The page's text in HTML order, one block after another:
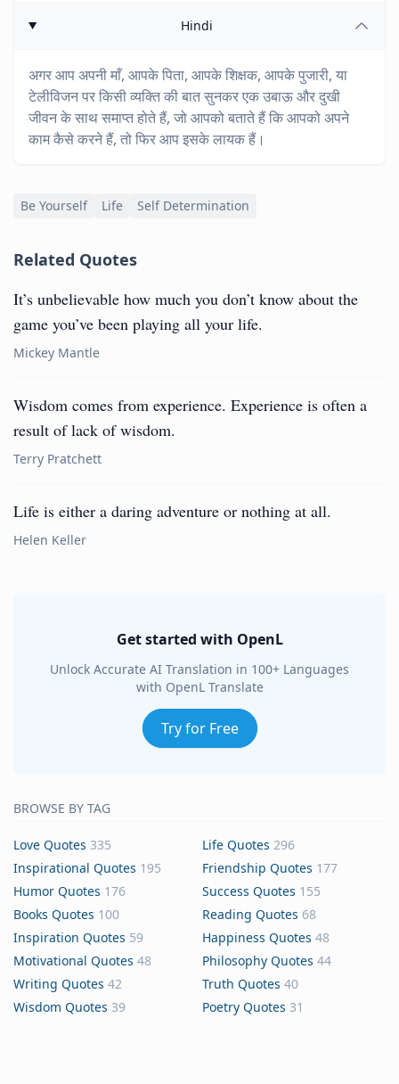
Hindi
अगर आप अपनी माँ, आपके पिता, आपके शिक्षक, आपके पुजारी, या
टेलीविजन पर किसी व्यक्ति की बात सुनकर एक उबाऊ और दुखी
जीवन के साथ समाप्त होते हैं, जो आपको बताते हैं कि आपको अपने
काम कैसे करने हैं, तो फिर आप इसके लायक हैं।
Be Yourself Life Self Determination
Related Quotes
It’s unbelievable how much you don’t know about the
game you’ve been playing all your life.
Mickey Mantle
Wisdom comes from experience. Experience is often a
result of lack of wisdom.
Terry Pratchett
Life is either a daring adventure or nothing at all.
Helen Keller
Get started with OpenL
Unlock Accurate AI Translation in 100+ Languages
with OpenL Translate
Try for Free
BROWSE BY TAG
Love Quotes 335 Life Quotes 296
Inspirational Quotes 195 Friendship Quotes 177
Humor Quotes 176 Success Quotes 155
Books Quotes 100 Reading Quotes 68
Inspiration Quotes 59 Happiness Quotes 48
Motivational Quotes 48 Philosophy Quotes 44
Writing Quotes 42 Truth Quotes 40
Wisdom Quotes 39 Poetry Quotes 31